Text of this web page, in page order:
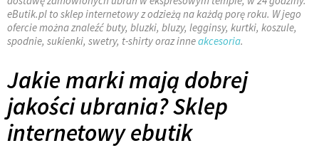
eButik.pl to sklep internetowy z odzieżą na każdą porę roku. W jego
ofercie można znaleźć buty, bluzki, bluzy, legginsy, kurtki, koszule,
spodnie, sukienki, swetry, t-shirty oraz inneakcesoria.
Jakie marki mają dobrej
jakości ubrania? Sklep
internetowy ebutik